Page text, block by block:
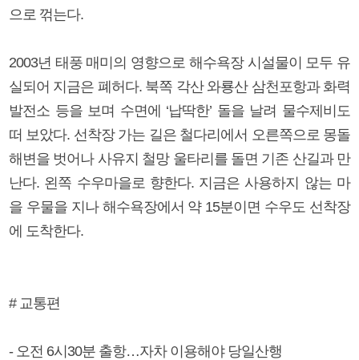
으로 꺾는다.
2003년 태풍 매미의 영향으로 해수욕장 시설물이 모두 유
실되어 지금은 폐허다. 북쪽 각산 와룡산 삼천포항과 화력
발전소 등을 보며 수면에 ‘납딱한’ 돌을 날려 물수제비도
떠 보았다. 선착장 가는 길은 철다리에서 오른쪽으로 몽돌
해변을 벗어나 사유지 철망 울타리를 돌면 기존 산길과 만
난다. 왼쪽 수우마을로 향한다. 지금은 사용하지 않는 마
을 우물을 지나 해수욕장에서 약 15분이면 수우도 선착장
에 도착한다.
# 교통편
- 오전 6시30분 출항…자차 이용해야 당일산행